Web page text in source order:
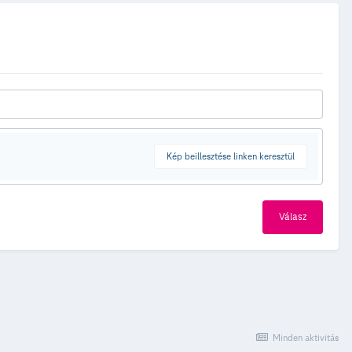
Kép beillesztése linken keresztül
Válasz
Minden aktivitás